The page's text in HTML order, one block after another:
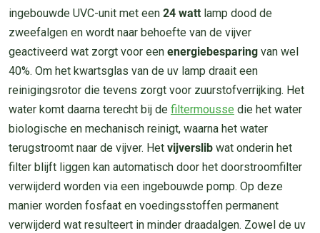
ingebouwde UVC-unit met een 24 watt lamp dood de
zweefalgen en wordt naar behoefte van de vijver
geactiveerd wat zorgt voor een energiebesparing van wel
40%. Om het kwartsglas van de uv lamp draait een
reinigingsrotor die tevens zorgt voor zuurstofverrijking. Het
water komt daarna terecht bij de filtermousse die het water
biologische en mechanisch reinigt, waarna het water
terugstroomt naar de vijver. Het vijverslib wat onderin het
filter blijft liggen kan automatisch door het doorstroomfilter
verwijderd worden via een ingebouwde pomp. Op deze
manier worden fosfaat en voedingsstoffen permanent
verwijderd wat resulteert in minder draadalgen. Zowel de uv